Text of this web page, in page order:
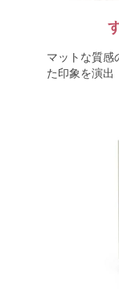
マットな質感
た印象を演出